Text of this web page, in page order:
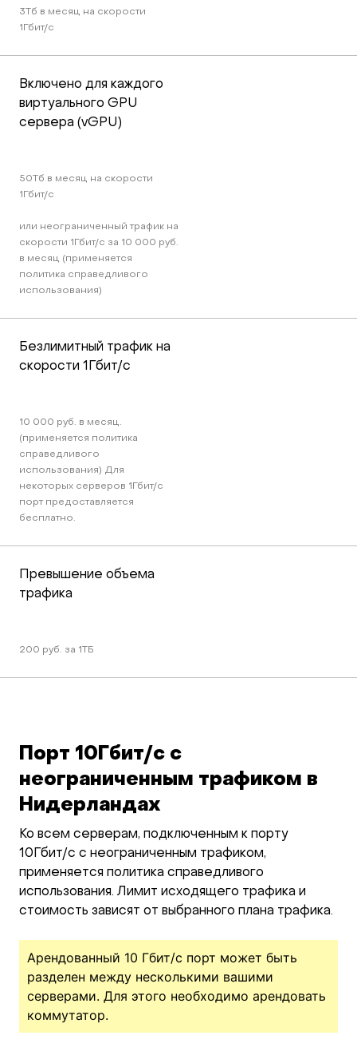
3Тб в месяц на скорости
1Гбит/c
Включено для каждого
виртуального GPU
сервера (vGPU)
50Тб в месяц на скорости
1Гбит/c
или неограниченный трафик на
скорости 1Гбит/c за 10 000 руб.
в месяц (применяется
политика справедливого
использования)
Безлимитный трафик на
скорости 1Гбит/c
10 000 руб. в месяц.
(применяется политика
справедливого
использования) Для
некоторых серверов 1Гбит/c
порт предоставляется
бесплатно.
Превышение объема
трафика
200 руб. за 1ТБ
Порт 10Гбит/c с
неограниченным трафиком в
Нидерландах
Ко всем серверам, подключенным к порту
10Гбит/c с неограниченным трафиком,
применяется политика справедливого
использования. Лимит исходящего трафика и
стоимость зависят от выбранного плана трафика.
Арендованный 10 Гбит/c порт может быть
разделен между несколькими вашими
серверами. Для этого необходимо арендовать
коммутатор.